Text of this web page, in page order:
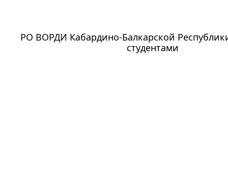
РО ВОРДИ Кабардино-Балкарской
студентами